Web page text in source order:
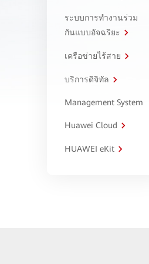
ระบบการทำงานร่วม
กันแบบอัจฉริยะ
เครือข่ายไร้สาย
บริการดิจิทัล
Management System
Huawei Cloud
HUAWEI eKit